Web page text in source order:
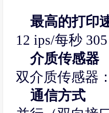
最高的打印
12 ips/每秒
介质传感器
双介质传感器
通信方式